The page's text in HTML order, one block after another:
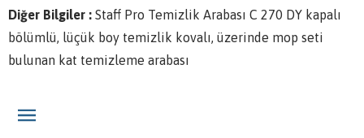
Diğer Bilgiler : Staff Pro Temizlik Arabası C 270 DY kapalı
bölümlü, lüçük boy temizlik kovalı, üzerinde mop seti
bulunan kat temizleme arabası